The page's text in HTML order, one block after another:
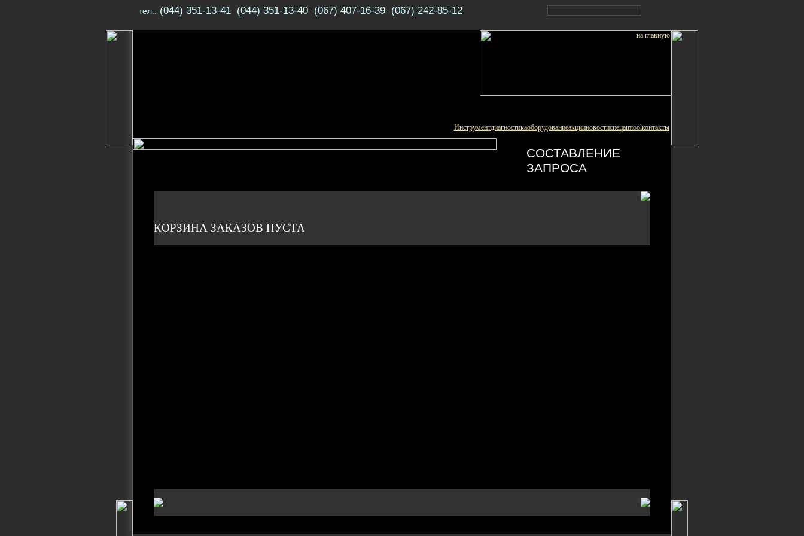
тел.: (044) 351-13-41 (044) 351-13-40 (067) 407-16-39 (067) 242-85-12
Инструментдиагностикаоборудованиеакцииновостиспецamtoolконтакты
СОСТАВЛЕНИЕ
ЗАПРОСА
КОРЗИНА ЗАКАЗОВ ПУСТА